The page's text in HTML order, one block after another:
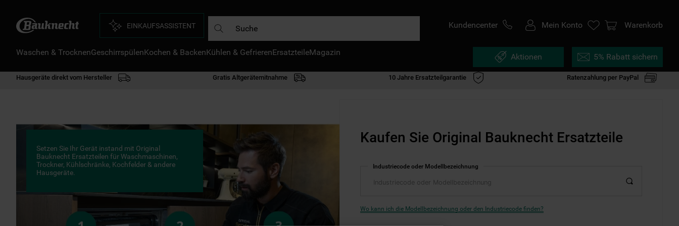
EINKAUFSASSISTENT Kundencenter Mein Konto Warenkorb
Waschen & TrocknenGeschirrspülenKochen & BackenKühlen & GefrierenErsatzteileMagazin Aktionen 5% Rabatt sichern
Hausgeräte direkt vom Hersteller Gratis Altgerätemitnahme 10 Jahre Ersatzteilgarantie Ratenzahlung per PayPal
Setzen Sie Ihr Gerät instand mit Original
Bauknecht Ersatzteilen für Waschmaschinen,
Trockner, Kühlschränke, Kochfelder & andere
Hausgeräte.
Kaufen Sie Original Bauknecht Ersatzteile
Industriecode oder Modellbezeichnung
Wo kann ich die Modellbezeichnung oder den Industriecode finden?
DIE HÄUFIGSTEN SUCHANFRAGEN
trockner
6 kühlschrank
mikrowelle
8 toplader
gefriertruhe